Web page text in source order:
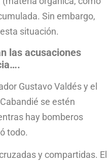
Sin embargo,
situación.
las acusaciones
Gustavo Valdés y el
se estén
hay bomberos
todo.
y compartidas. El